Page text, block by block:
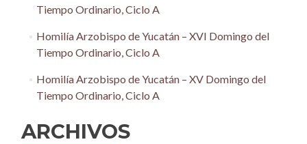
Tiempo Ordinario, Ciclo A
Homilía Arzobispo de Yucatán – XVI Domingo del
Tiempo Ordinario, Ciclo A
Homilía Arzobispo de Yucatán – XV Domingo del
Tiempo Ordinario, Ciclo A
ARCHIVOS